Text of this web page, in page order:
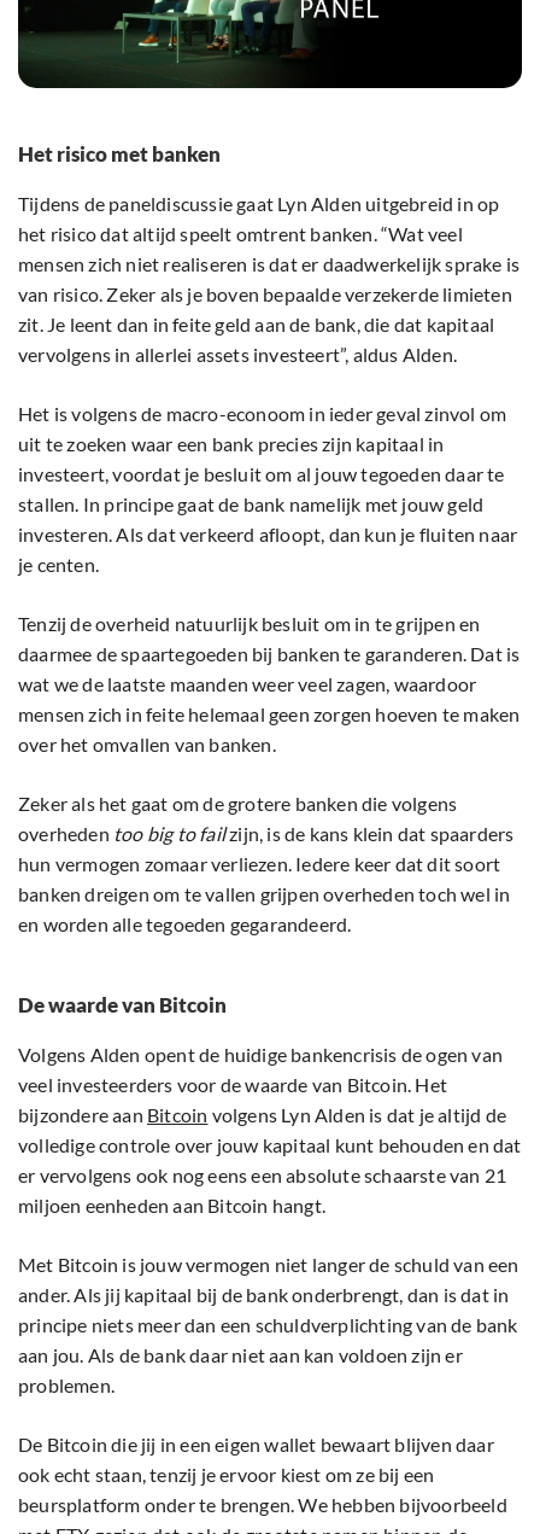
Het risico met banken
Tijdens de paneldiscussie gaat Lyn Alden uitgebreid in op
het risico dat altijd speelt omtrent banken. “Wat veel
mensen zich niet realiseren is dat er daadwerkelijk sprake is
van risico. Zeker als je boven bepaalde verzekerde limieten
zit. Je leent dan in feite geld aan de bank, die dat kapitaal
vervolgens in allerlei assets investeert”, aldus Alden.
Het is volgens de macro-econoom in ieder geval zinvol om
uit te zoeken waar een bank precies zijn kapitaal in
investeert, voordat je besluit om al jouw tegoeden daar te
stallen. In principe gaat de bank namelijk met jouw geld
investeren. Als dat verkeerd afloopt, dan kun je fluiten naar
je centen.
Tenzij de overheid natuurlijk besluit om in te grijpen en
daarmee de spaartegoeden bij banken te garanderen. Dat is
wat we de laatste maanden weer veel zagen, waardoor
mensen zich in feite helemaal geen zorgen hoeven te maken
over het omvallen van banken.
Zeker als het gaat om de grotere banken die volgens
overheden too big to failzijn, is de kans klein dat spaarders
hun vermogen zomaar verliezen. Iedere keer dat dit soort
banken dreigen om te vallen grijpen overheden toch wel in
en worden alle tegoeden gegarandeerd.
De waarde van Bitcoin
Volgens Alden opent de huidige bankencrisis de ogen van
veel investeerders voor de waarde van Bitcoin. Het
bijzondere aan Bitcoin volgens Lyn Alden is dat je altijd de
volledige controle over jouw kapitaal kunt behouden en dat
er vervolgens ook nog eens een absolute schaarste van 21
miljoen eenheden aan Bitcoin hangt.
Met Bitcoin is jouw vermogen niet langer de schuld van een
ander. Als jij kapitaal bij de bank onderbrengt, dan is dat in
principe niets meer dan een schuldverplichting van de bank
aan jou. Als de bank daar niet aan kan voldoen zijn er
problemen.
De Bitcoin die jij in een eigen wallet bewaart blijven daar
ook echt staan, tenzij je ervoor kiest om ze bij een
beursplatform onder te brengen. We hebben bijvoorbeeld